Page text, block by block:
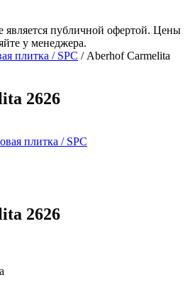
является публичной офертой. Цены
у менеджера.
плитка / SPС / Aberhof Carmelita
2626
плитка / SPС
2626